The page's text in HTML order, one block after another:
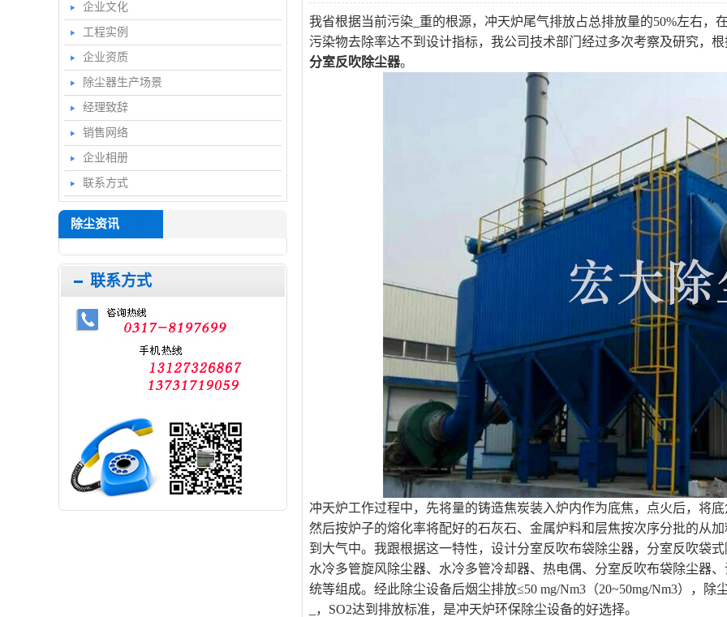
我省根据当前污染_重的根源，冲天炉尾气排放占总排放量的50%左右，
污染物去除率达不到设计指标，我公司技术部门经过多次考察及研究，
分室反吹除尘器。
冲天炉工作过程中，先将量的铸造焦炭装入炉内作为底焦，点火后，将
然后按炉子的熔化率将配好的石灰石、金属炉料和层焦按次序分批的从
到大气中。我跟根据这一特性，设计分室反吹布袋除尘器，分室反吹袋
水冷多管旋风除尘器、水冷多管冷却器、热电偶、分室反吹布袋除尘器
统等组成。经此除尘设备后烟尘排放≤50 mg/Nm3（20~50mg/Nm3），
_，SO2达到排放标准，是冲天炉环保除尘设备的好选择。
企业文化
工程实例
企业资质
除尘器生产场景
经理致辞
销售网络
企业相册
联系方式
除尘资讯
联系方式